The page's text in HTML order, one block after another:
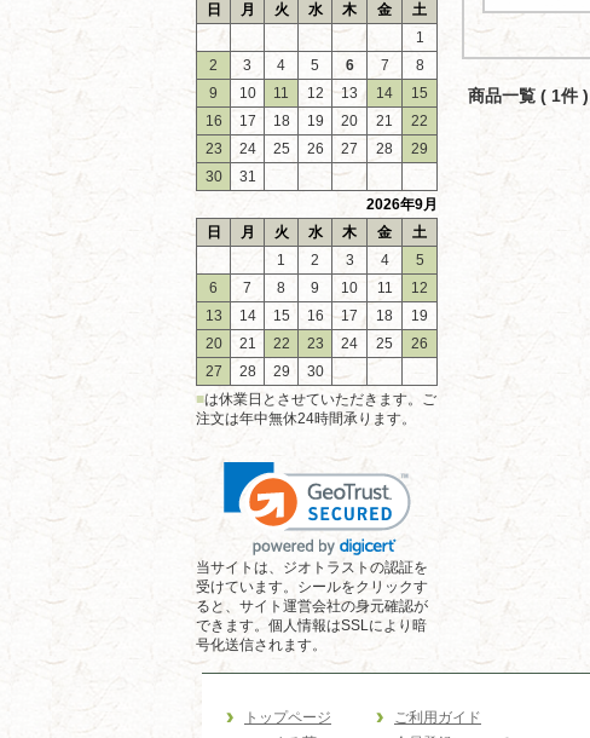
日
月 火 水 木 金
土
1
2
3 4 5 6 7
8
9
10 11 12 13 14
15
16
17 18 19 20 21
22
23
24 25 26 27 28
29
30
31
2026年9月
日
月 火 水 木 金
土
1
2 3 4
5
6
7 8 9 10 11
12
13
14 15 16 17 18
19
20
21 22 23 24 25
26
27
28 29
30
■は休業日とさせていただきます。ご
注文は年中無休24時間承ります。
当サイトは、ジオトラストの認証を
受けています。シールをクリックす
ると、サイト運営会社の身元確認が
できます。個人情報はSSLにより暗
号化送信されます。
商品一覧 ( 1件 )
トップページ
ご利用ガイド